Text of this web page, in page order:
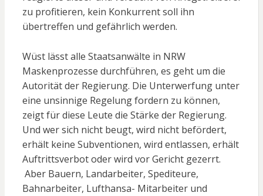
zu profitieren, kein Konkurrent soll ihn
übertreffen und gefährlich werden.
Wüst lässt alle Staatsanwälte in NRW
Maskenprozesse durchführen, es geht um die
Autorität der Regierung. Die Unterwerfung unter
eine unsinnige Regelung fordern zu können,
zeigt für diese Leute die Stärke der Regierung.
Und wer sich nicht beugt, wird nicht befördert,
erhält keine Subventionen, wird entlassen, erhält
Auftrittsverbot oder wird vor Gericht gezerrt.
Aber Bauern, Landarbeiter, Spediteure,
Bahnarbeiter, Lufthansa- Mitarbeiter und